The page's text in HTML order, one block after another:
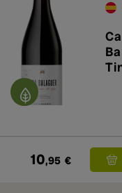
10,95 €